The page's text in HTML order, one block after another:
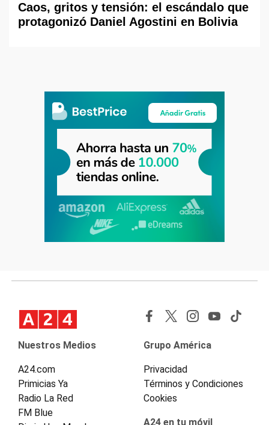
Caos, gritos y tensión: el escándalo que
protagonizó Daniel Agostini en Bolivia
Nuestros Medios
A24.com
Primicias Ya
Radio La Red
FM Blue
Grupo América
Privacidad
Términos y Condiciones
Cookies
A24 en tu móvil